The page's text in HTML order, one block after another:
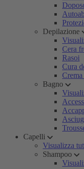
Depilazione
Cera
Rasoi
Cura
Bagno
Capelli
Visualizza
Shampoo